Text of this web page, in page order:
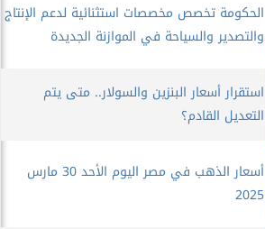
الحكومة تخصص مخصصات استثنائية لدعم الإنتاج
والتصدير والسياحة في الموازنة الجديدة
استقرار أسعار البنزين والسولار.. متى يتم
التعديل القادم؟
أسعار الذهب في مصر اليوم الأحد 30 مارس
2025